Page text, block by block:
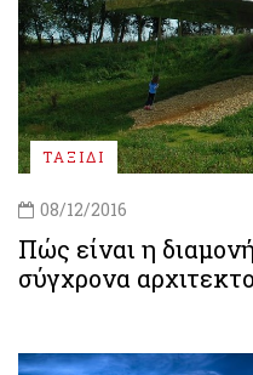
ΤΑΞΙΔΙ
08/12/2016
Πώς είναι η
σύγχρονα